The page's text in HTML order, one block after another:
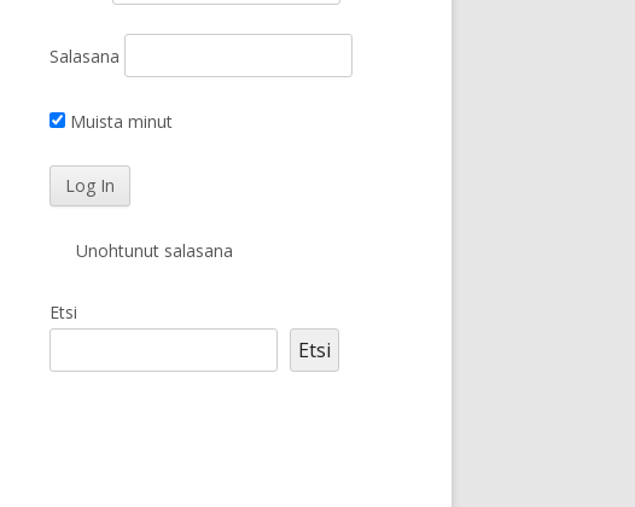
Salasana
Muista minut
Unohtunut salasana
Etsi
Etsi